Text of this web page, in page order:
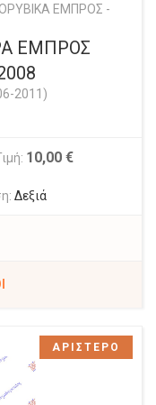
ΕΜΠΡΟΣ -
ΕΜΠΡΟΣ
2011)
10,00 €
Δεξιά
ΑΡΙΣΤΕΡΟ